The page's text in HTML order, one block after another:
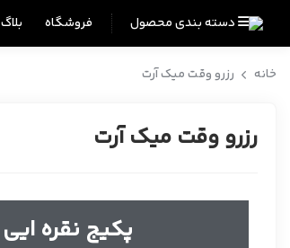
دسته بندی محصول فروشگاه بلاگ
خانه رزرو وقت میک آرت
رزرو وقت میک آرت
پکیج نقره ایی